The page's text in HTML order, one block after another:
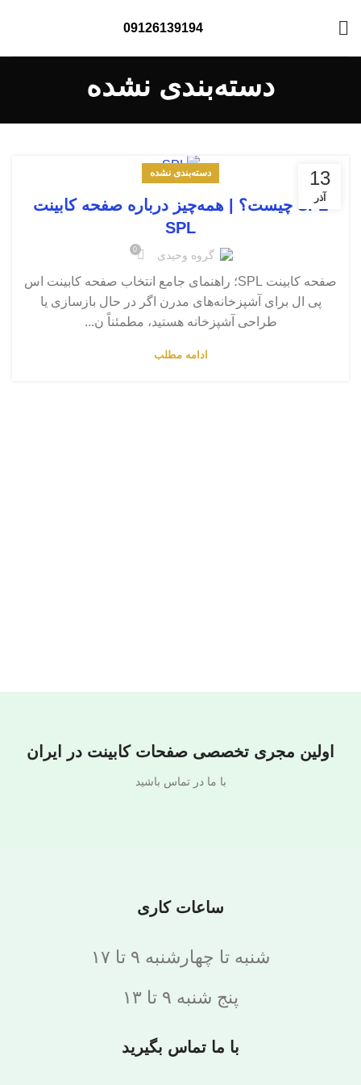
09126139194
دسته‌بندی نشده
13
آذر
دسته‌بندی نشده
SPL چیست؟ | همه‌چیز درباره صفحه کابینت
SPL
گروه وحیدی 0
صفحه کابینت SPL؛ راهنمای جامع انتخاب صفحه کابینت اس
پی ال برای آشپزخانه‌های مدرن اگر در حال بازسازی یا
طراحی آشپزخانه هستید، مطمئناً ن...
ادامه مطلب
اولین مجری تخصصی صفحات کابینت در ایران
با ما در تماس باشید
ساعات کاری
شنبه تا چهارشنبه ۹ تا ۱۷
پنج شنبه ۹ تا ۱۳
با ما تماس بگیرید